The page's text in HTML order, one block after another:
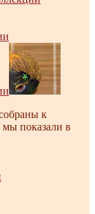
к
показали в